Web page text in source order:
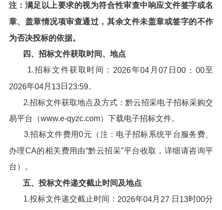
注：满足以上要求的视为符合性审查中响应文件签字或名
章、盖章情况项审查通过，其余文件未盖章或签字的不作
为否决投标的依据。
四、招标文件获取时间、地点
1.招标文件获取时间： 2026年04 月07 日00 ： 00至
2026年04月 13日 23:59。
2.招标文件获取地点及方式：黔云招采电子招标采购交
易平台（www.e-qyzc.com）下载电子招标文件。
3.招标文件费用0元（注：电子招标系统平台服务费、
办理CA的相关费用由“黔云招采”平台收取，详细请咨询平
台）。
五、投标文件递交截止时间及地点
1.投标文件递交截止时间： 2026年04月 27 日 13时00分